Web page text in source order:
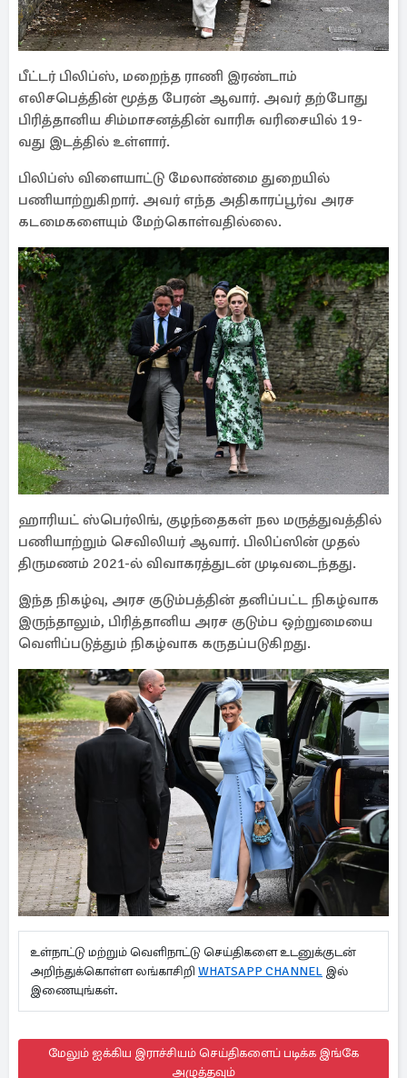
பீட்டர் பிலிப்ஸ், மறைந்த ராணி இரண்டாம்
எலிசபெத்தின் மூத்த பேரன் ஆவார். அவர் தற்போது
பிரித்தானிய சிம்மாசனத்தின் வாரிசு வரிசையில் 19-
வது இடத்தில் உள்ளார்.
பிலிப்ஸ் விளையாட்டு மேலாண்மை துறையில்
பணியாற்றுகிறார். அவர் எந்த அதிகாரப்பூர்வ அரச
கடமைகளையும் மேற்கொள்வதில்லை.
ஹாரியட் ஸ்பெர்லிங், குழந்தைகள் நல மருத்துவத்தில்
பணியாற்றும் செவிலியர் ஆவார். பிலிப்ஸின் முதல்
திருமணம் 2021-ல் விவாகரத்துடன் முடிவடைந்தது.
இந்த நிகழ்வு, அரச குடும்பத்தின் தனிப்பட்ட நிகழ்வாக
இருந்தாலும், பிரித்தானிய அரச குடும்ப ஒற்றுமையை
வெளிப்படுத்தும் நிகழ்வாக கருதப்படுகிறது.
உள்நாட்டு மற்றும் வெளிநாட்டு செய்திகளை உடனுக்குடன்
அறிந்துக்கொள்ள லங்காசிறி WHATSAPP CHANNEL இல்
இணையுங்கள்.
மேலும் ஐக்கிய இராச்சியம் செய்திகளைப் படிக்க இங்கே
அழுத்தவும்